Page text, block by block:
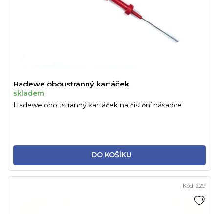
Hadewe oboustranný kartáček
skladem
DO KOŠÍKU
Hadewe oboustranný kartáček na čistění násadce
Kód: 229